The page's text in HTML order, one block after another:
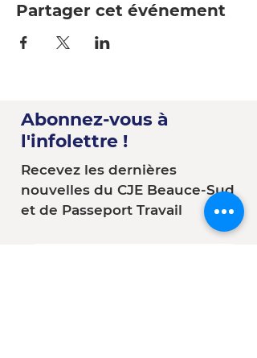
Partager cet événement
Abonnez-vous à
l'infolettre !
Recevez les dernières
nouvelles du CJE Beauce-Sud
et de Passeport Travail